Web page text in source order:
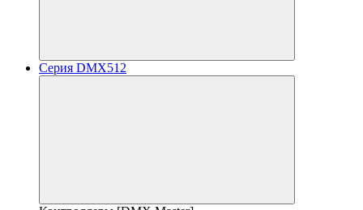
Серия DMX512